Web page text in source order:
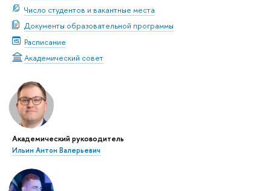
Число студентов и вакантные места
Документы образовательной программы
Расписание
Академический совет
Академический руководитель
Ильин Антон Валерьевич